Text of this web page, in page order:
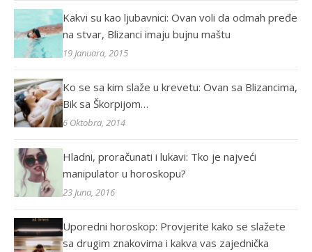
Kakvi su kao ljubavnici: Ovan voli da odmah pređe
na stvar, Blizanci imaju bujnu maštu
19 Januara, 2015
Ko se sa kim slaže u krevetu: Ovan sa Blizancima,
Bik sa Škorpijom…
6 Oktobra, 2014
Hladni, proračunati i lukavi: Tko je najveći
manipulator u horoskopu?
23 Juna, 2016
Uporedni horoskop: Provjerite kako se slažete
sa drugim znakovima i kakva vas zajednička